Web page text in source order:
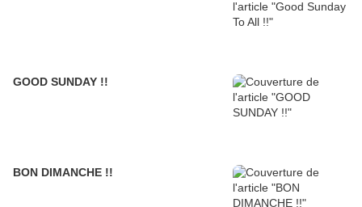
GOOD SUNDAY !!
BON DIMANCHE !!